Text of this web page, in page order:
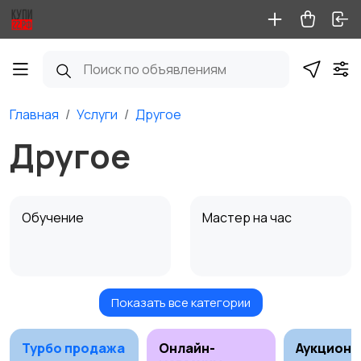
Главная Услуги Другое
Другое
Обучение Мастер на час
Красота и здоровье Перевозки
Показать все категории
Турбо продажа
Онлайн-
Аукционы